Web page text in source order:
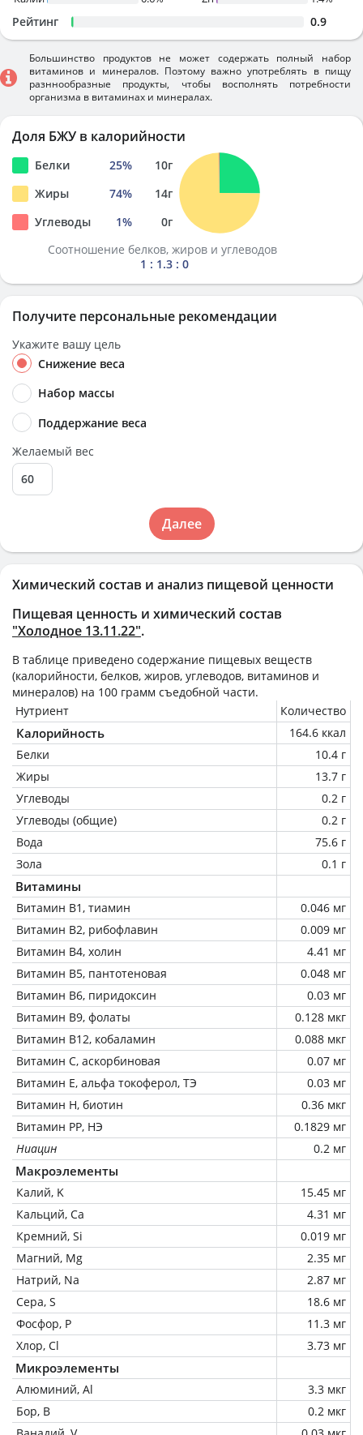
Химический состав и анализ пищевой ценности
Пищевая ценность и химический состав
"Холодное 13.11.22".
В таблице приведено содержание пищевых веществ
(калорийности, белков, жиров, углеводов, витаминов и
минералов) на 100 грамм съедобной части.
Нутриент
Количество
Калорийность
164.6 ккал
Белки
10.4 г
Жиры
13.7 г
Углеводы
0.2 г
Углеводы (общие)
0.2 г
Вода
75.6 г
Зола
0.1 г
Витамины
Витамин В1, тиамин
0.046 мг
Витамин В2, рибофлавин
0.009 мг
Витамин В4, холин
4.41 мг
Витамин В5, пантотеновая
0.048 мг
Витамин В6, пиридоксин
0.03 мг
Витамин В9, фолаты
0.128 мкг
Витамин В12, кобаламин
0.088 мкг
Витамин C, аскорбиновая
0.07 мг
Витамин Е, альфа токоферол, ТЭ
0.03 мг
Витамин Н, биотин
0.36 мкг
Витамин РР, НЭ
0.1829 мг
Ниацин
0.2 мг
Макроэлементы
Калий, K
15.45 мг
Кальций, Ca
4.31 мг
Кремний, Si
0.019 мг
Магний, Mg
2.35 мг
Натрий, Na
2.87 мг
Сера, S
18.6 мг
Фосфор, P
11.3 мг
Хлор, Cl
3.73 мг
Микроэлементы
Алюминий, Al
3.3 мкг
Бор, B
0.2 мкг
Рейтинг 0.9
Большинство продуктов не может содержать полный набор
витаминов и минералов. Поэтому важно употреблять в пищу
разннообразные продукты, чтобы восполнять потребности
организма в витаминах и минералах.
Доля БЖУ в калорийности
Белки 25% 10г
Жиры
74% 14г
Углеводы
1% 0г
Соотношение белков, жиров и углеводов
1 : 1.3 : 0
Получите персональные рекомендации
Укажите вашу цель
Снижение веса
Набор массы
Поддержание веса
Желаемый вес
Далее